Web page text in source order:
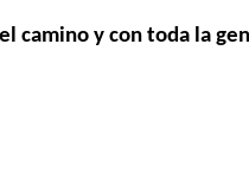
camino y con toda la